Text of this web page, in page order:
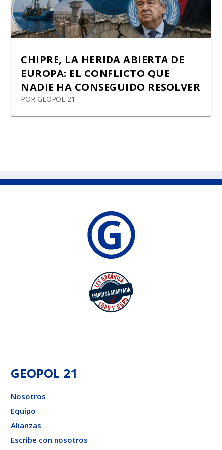
CHIPRE, LA HERIDA ABIERTA DE
EUROPA: EL CONFLICTO QUE
NADIE HA CONSEGUIDO RESOLVER
POR GEOPOL 21
GEOPOL 21
Nosotros
Equipo
Alianzas
Escribe con nosotros